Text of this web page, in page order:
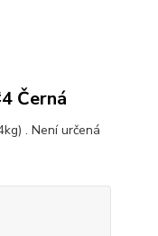
Černá
. Není určená